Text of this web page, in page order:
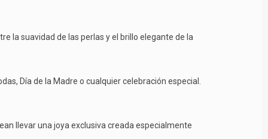
la suavidad de las perlas y el brillo elegante de la
Día de la Madre o cualquier celebración especial.
llevar una joya exclusiva creada especialmente